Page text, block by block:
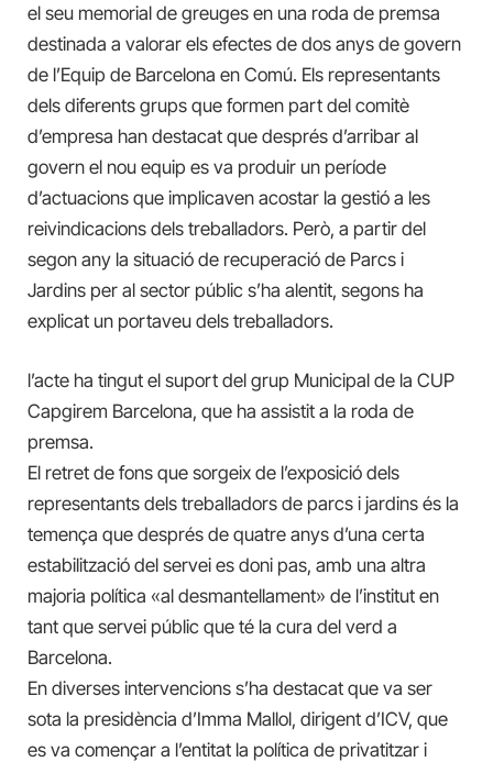
el seu memorial de greuges en una roda de premsa
destinada a valorar els efectes de dos anys de govern
de l’Equip de Barcelona en Comú. Els representants
dels diferents grups que formen part del comitè
d’empresa han destacat que després d’arribar al
govern el nou equip es va produir un període
d’actuacions que implicaven acostar la gestió a les
reivindicacions dels treballadors. Però, a partir del
segon any la situació de recuperació de Parcs i
Jardins per al sector públic s’ha alentit, segons ha
explicat un portaveu dels treballadors.
l’acte ha tingut el suport del grup Municipal de la CUP
Capgirem Barcelona, que ha assistit a la roda de
premsa.
El retret de fons que sorgeix de l’exposició dels
representants dels treballadors de parcs i jardins és la
temença que després de quatre anys d’una certa
estabilització del servei es doni pas, amb una altra
majoria política «al desmantellament» de l’institut en
tant que servei públic que té la cura del verd a
Barcelona.
En diverses intervencions s’ha destacat que va ser
sota la presidència d’Imma Mallol, dirigent d’ICV, que
es va començar a l’entitat la política de privatitzar i